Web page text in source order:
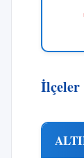
İlçeler